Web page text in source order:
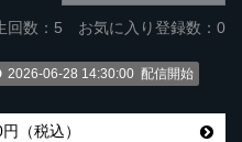
回数： 5 お気に入り登録数：0
2026-06-28 14:30:00 配信開始
（税込）